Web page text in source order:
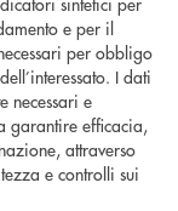
e per il
per obbligo
I dati
necessari e
garantire efficacia,
attraverso
e controlli sui